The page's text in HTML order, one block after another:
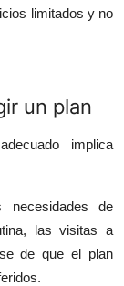
limitados y no
un plan
implica
de
las visitas a
de que el plan